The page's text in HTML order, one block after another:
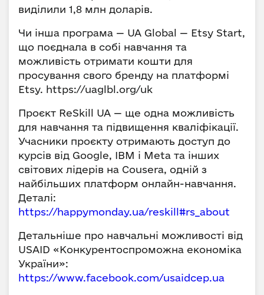
виділили 1,8 млн доларів.
Чи інша програма — UA Global — Etsy Start,
що поєднала в собі навчання та
можливість отримати кошти для
просування свого бренду на платформі
Etsy. https://uaglbl.org/uk
Проєкт ReSkill UA — ще одна можливість
для навчання та підвищення кваліфікації.
Учасники проєкту отримають доступ до
курсів від Google, IBM і Meta та інших
світових лідерів на Cousera, одній з
найбільших платформ онлайн-навчання.
Деталі:
https://happymonday.ua/reskill#rs_about
Детальніше про навчальні можливості від
USAID «Конкурентоспроможна економіка
України»:
https://www.facebook.com/usaidcep.ua